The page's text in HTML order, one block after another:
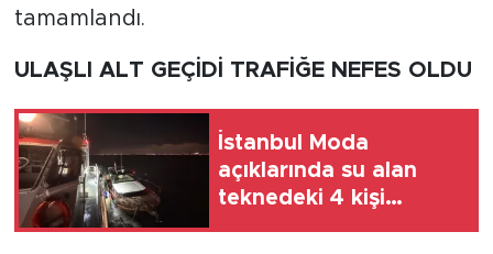
tamamlandı.
ULAŞLI ALT GEÇİDİ TRAFİĞE NEFES OLDU
İstanbul Moda
açıklarında su alan
teknedeki 4 kişi